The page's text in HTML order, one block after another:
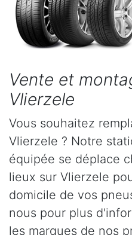
Vente et
Vlierzele
Vous souhaitez
Vlierzele ? Notre
équipée se déplace
lieux sur Vlierzele
domicile de vos
nous pour plus
les marques de nos